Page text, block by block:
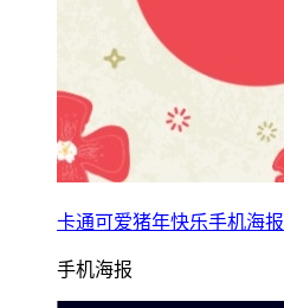
卡通可爱猪年快乐手机海报
手机海报